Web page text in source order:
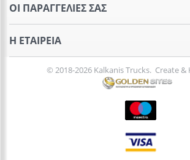
ΟΙ ΠΑΡΑΓΓΕΛΊΕΣ​ ΣΑΣ
Η ΕΤΑΙΡΕΊΑ​
© 2018-2026 Kalkanis Trucks. Create